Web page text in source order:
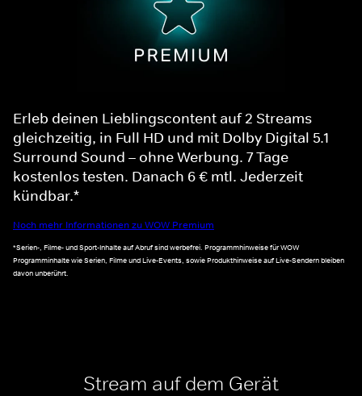
Erleb deinen Lieblingscontent auf 2 Streams
gleichzeitig, in Full HD und mit Dolby Digital 5.1
Surround Sound – ohne Werbung. 7 Tage
kostenlos testen. Danach 6 € mtl. Jederzeit
kündbar.*
Noch mehr Informationen zu WOW Premium
*Serien-, Filme- und Sport-Inhalte auf Abruf sind werbefrei. Programmhinweise für WOW
Programminhalte wie Serien, Filme und Live-Events, sowie Produkthinweise auf Live-Sendern bleiben
davon unberührt.
Stream auf dem Gerät